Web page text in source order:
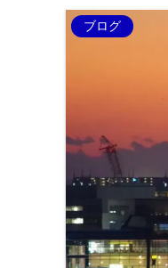
ブログ